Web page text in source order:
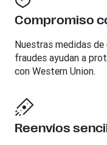
Compromiso
Nuestras medidas
fraudes ayudan a
con Western Union.
Reenvíos